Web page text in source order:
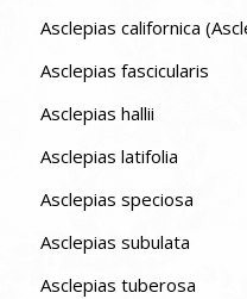
Asclepias californica
Asclepias fascicularis
Asclepias hallii
Asclepias latifolia
Asclepias speciosa
Asclepias subulata
Asclepias tuberosa